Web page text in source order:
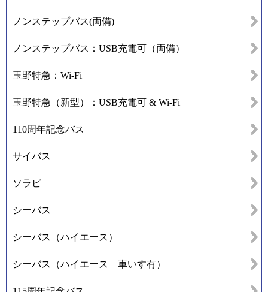
ノンステップバス(両備)
ノンステップバス：USB充電可（両備）
玉野特急：Wi-Fi
玉野特急（新型）：USB充電可 & Wi-Fi
110周年記念バス
サイバス
ソラビ
シーバス
シーバス（ハイエース）
シーバス（ハイエース 車いす有）